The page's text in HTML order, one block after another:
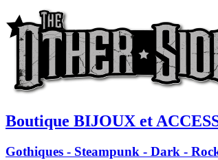
Boutique BIJOUX et
Gothiques - Steampunk - Dark -